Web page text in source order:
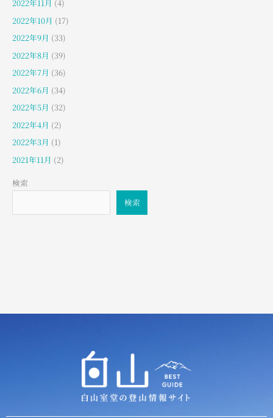
2022年11月 (4)
2022年10月 (17)
2022年9月 (33)
2022年8月 (39)
2022年7月 (36)
2022年6月 (34)
2022年5月 (32)
2022年4月 (2)
2022年3月 (1)
2021年11月 (2)
検索
検索